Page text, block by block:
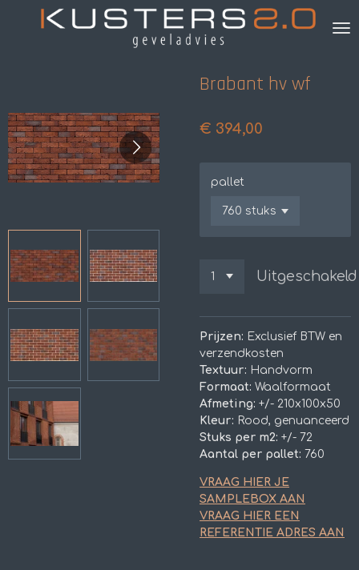
Brabant hv wf
€ 394,00
pallet
Uitgeschakeld
Prijzen: Exclusief BTW en
verzendkosten
Textuur: Handvorm
Formaat: Waalformaat
Afmeting: +/- 210x100x50
Kleur: Rood, genuanceerd
Stuks per m2: +/- 72
Aantal per pallet: 760
VRAAG HIER JE
SAMPLEBOX AAN
VRAAG HIER EEN
REFERENTIE ADRES AAN